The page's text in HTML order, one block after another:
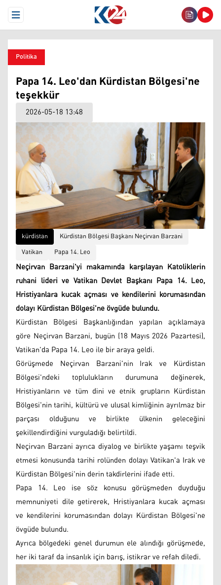
Open Menu
Politika
Papa 14. Leo'dan Kürdistan Bölgesi'ne
teşekkür
2026-05-18 13:48
kürdistan
Kürdistan Bölgesi Başkanı Neçirvan Barzani
Vatikan
Papa 14. Leo
Neçirvan Barzani'yi makamında karşılayan Katoliklerin
ruhani lideri ve Vatikan Devlet Başkanı Papa 14. Leo,
Hristiyanlara kucak açması ve kendilerini korumasından
dolayı Kürdistan Bölgesi'ne övgüde bulundu.
Kürdistan Bölgesi Başkanlığından yapılan açıklamaya
göre Neçirvan Barzani, bugün (18 Mayıs 2026 Pazartesi),
Vatikan'da Papa 14. Leo ile bir araya geldi.
Görüşmede Neçirvan Barzani'nin Irak ve Kürdistan
Bölgesi'ndeki toplulukların durumuna değinerek,
Hristiyanların ve tüm dini ve etnik grupların Kürdistan
Bölgesi'nin tarihi, kültürü ve ulusal kimliğinin ayrılmaz bir
parçası olduğunu ve birlikte ülkenin geleceğini
şekillendirdiğini vurguladığı belirtildi.
Neçirvan Barzani ayrıca diyalog ve birlikte yaşamı teşvik
etmesi konusunda tarihi rolünden dolayı Vatikan'a Irak ve
Kürdistan Bölgesi'nin derin takdirlerini ifade etti.
Papa 14. Leo ise söz konusu görüşmeden duyduğu
memnuniyeti dile getirerek, Hristiyanlara kucak açması
ve kendilerini korumasından dolayı Kürdistan Bölgesi'ne
övgüde bulundu.
Ayrıca bölgedeki genel durumun ele alındığı görüşmede,
her iki taraf da insanlık için barış, istikrar ve refah diledi.